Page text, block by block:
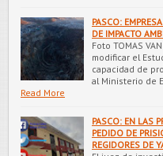
PASCO:
DE IMPACTO
Foto TOMAS
modificar el
capacidad de
al Ministerio de
Read More
PASCO: EN LAS
PEDIDO DE
REGIDORES DE